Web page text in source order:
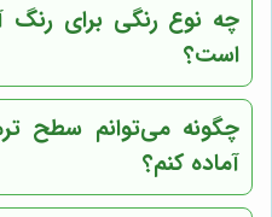
چه نوع رنگی برای رنگ
است؟
چگونه می‌توانم سطح
آماده کنم؟